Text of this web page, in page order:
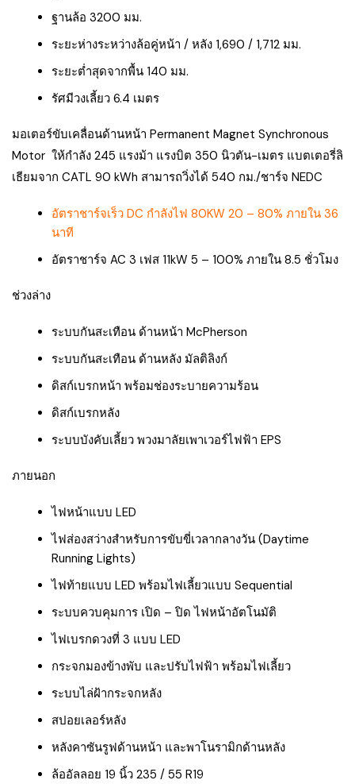
ฐานล้อ 3200 มม.
ระยะห่างระหว่างล้อคู่หน้า / หลัง 1,690 / 1,712 มม.
ระยะต่ำสุดจากพื้น 140 มม.
รัศมีวงเลี้ยว 6.4 เมตร
มอเตอร์ขับเคลื่อนด้านหน้า Permanent Magnet Synchronous
Motor ให้กำลัง 245 แรงม้า แรงบิต 350 นิวตัน-เมตร แบตเตอรี่ลิ
เธียมจาก CATL 90 kWh สามารถวิ่งได้ 540 กม./ชาร์จ NEDC
อัตราชาร์จเร็ว DC กำลังไฟ 80KW 20 – 80% ภายใน 36
นาที
อัตราชาร์จ AC 3 เฟส 11kW 5 – 100% ภายใน 8.5 ชั่วโมง
ช่วงล่าง
ระบบกันสะเทือน ด้านหน้า McPherson
ระบบกันสะเทือน ด้านหลัง มัลติลิงก์
ดิสก์เบรกหน้า พร้อมช่องระบายความร้อน
ดิสก์เบรกหลัง
ระบบบังคับเลี้ยว พวงมาลัยเพาเวอร์ไฟฟ้า EPS
ภายนอก
ไฟหน้าแบบ LED
ไฟส่องสว่างสำหรับการขับขี่เวลากลางวัน (Daytime
Running Lights)
ไฟท้ายแบบ LED พร้อมไฟเลี้ยวแบบ Sequential
ระบบควบคุมการ เปิด – ปิด ไฟหน้าอัตโนมัติ
ไฟเบรกดวงที่ 3 แบบ LED
กระจกมองข้างพับ และปรับไฟฟ้า พร้อมไฟเลี้ยว
ระบบไล่ฝ้ากระจกหลัง
สปอยเลอร์หลัง
หลังคาซันรูฟด้านหน้า และพาโนรามิกด้านหลัง
ล้ออัลลอย 19 นิ้ว 235 / 55 R19